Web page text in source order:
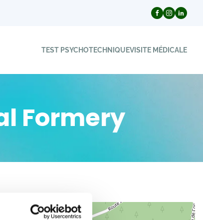
TEST PSYCHOTECHNIQUEVISITE MÉDICALE
Formery